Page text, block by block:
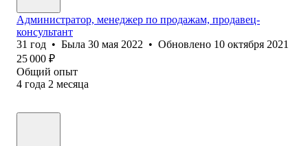
Администратор, менеджер по продажам, продавец-
консультант
31 год • Была 30 мая 2022 • Обновлено 10 октября 2021
25 000 ₽
Общий опыт
4 года 2 месяца